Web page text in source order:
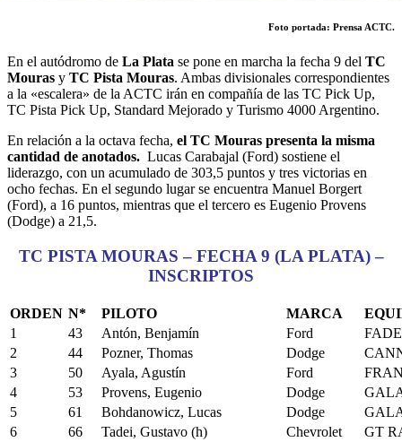
Foto portada: Prensa ACTC.
En el autódromo de La Plata se pone en marcha la fecha 9 del TC
Mouras y TC Pista Mouras. Ambas divisionales correspondientes
a la «escalera» de la ACTC irán en compañía de las TC Pick Up,
TC Pista Pick Up, Standard Mejorado y Turismo 4000 Argentino.
En relación a la octava fecha, el TC Mouras presenta la misma
cantidad de anotados. Lucas Carabajal (Ford) sostiene el
liderazgo, con un acumulado de 303,5 puntos y tres victorias en
ocho fechas. En el segundo lugar se encuentra Manuel Borgert
(Ford), a 16 puntos, mientras que el tercero es Eugenio Provens
(Dodge) a 21,5.
TC PISTA MOURAS – FECHA 9 (LA PLATA) –
INSCRIPTOS
ORDEN N* PILOTO MARCA
1
43 Antón, Benjamín Ford
2
44 Pozner, Thomas Dodge
3
50 Ayala, Agustín Ford
4
53 Provens, Eugenio Dodge
5
61 Bohdanowicz, Lucas Dodge
6
66 Tadei, Gustavo (h) Chevrolet
GT